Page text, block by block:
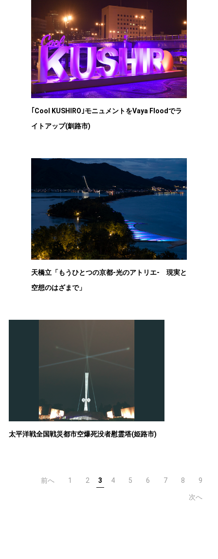
｢Cool KUSHIRO｣モニュメントをVaya Floodでラ
イトアップ(釧路市)
天橋立「もうひとつの京都-光のアトリエ- 現実と
空想のはざまで」
太平洋戦全国戦災都市空爆死没者慰霊塔(姫路市)
前へ 1 2 3 4 5 6 7 8 9
次へ